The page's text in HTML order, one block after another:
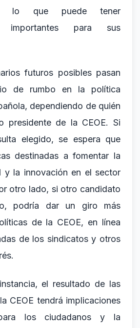
lo que puede tener
importantes para sus
futuros posibles pasan
de rumbo en la política
dependiendo de quién
presidente de la CEOE. Si
elegido, se espera que
destinadas a fomentar la
y la innovación en el sector
otro lado, si otro candidato
podría dar un giro más
de la CEOE, en línea
de los sindicatos y otros
el resultado de las
CEOE tendrá implicaciones
los ciudadanos y la